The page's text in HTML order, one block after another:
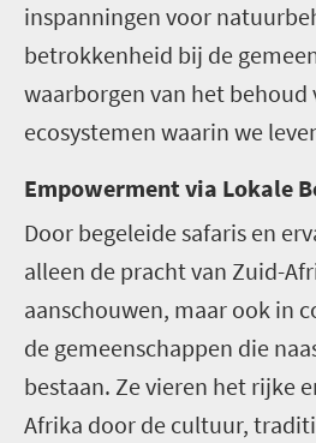
inspanningen voor
betrokkenheid bij de
waarborgen van het behoud
ecosystemen waarin we
Empowerment via Lokale
Door begeleide safaris en
alleen de pracht van Zuid-
aanschouwen, maar ook in
de gemeenschappen die
bestaan. Ze vieren het rijke
Afrika door de cultuur,